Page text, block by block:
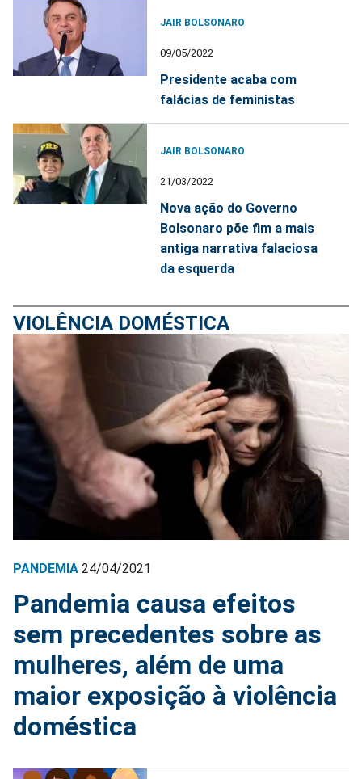
JAIR BOLSONARO
09/05/2022
Presidente acaba com
falácias de feministas
JAIR BOLSONARO
21/03/2022
Nova ação do Governo
Bolsonaro põe fim a mais
antiga narrativa falaciosa
da esquerda
VIOLÊNCIA DOMÉSTICA
PANDEMIA 24/04/2021
Pandemia causa efeitos
sem precedentes sobre as
mulheres, além de uma
maior exposição à violência
doméstica